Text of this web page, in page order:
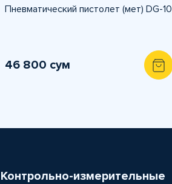
Пневматический пистолет (мет) DG-10
46 800 сум
Контрольно-измерительные